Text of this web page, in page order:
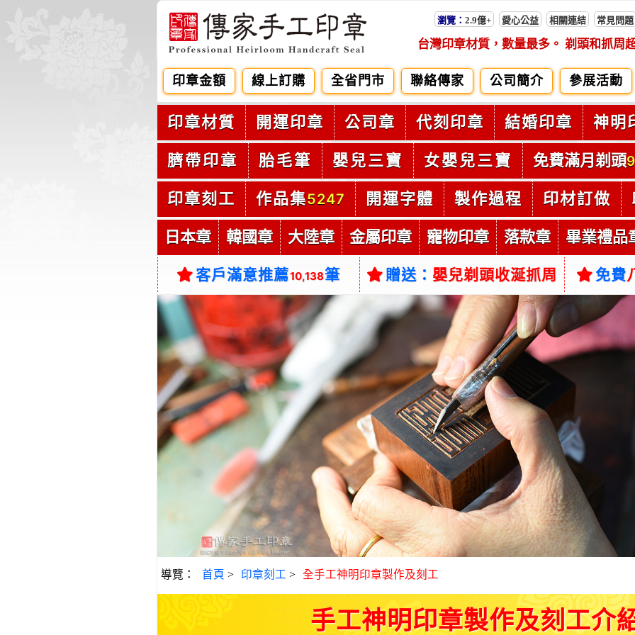
瀏覽： 2.9億+ 愛心公益 相關連結 常見問題
台灣印章材質，數量最多。 剃頭和抓周
印章金額 線上訂購 全省門市 聯絡傳家 公司簡介 參展活動
印章材質 開運印章 公司章 代刻印章 結婚印章 神明
臍帶印章 胎毛筆 嬰兒三寶 女嬰兒三寶 免費滿月剃頭
印章刻工 作品集5247 開運字體 製作過程 印材訂做
日本章 韓國章 大陸章 金屬印章 寵物印章 落款章 畢業禮品
客戶滿意推薦10,138筆 贈送： 嬰兒剃頭收涎抓周 免費
導覽： 首頁 > 印章刻工 > 全手工神明印章製作及刻工
手工神明印章製作及刻工介